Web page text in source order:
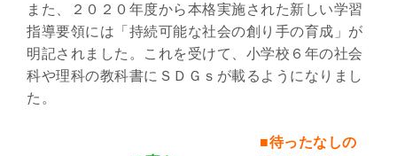
また、２０２０年度から本格実施された新しい学習
指導要領には「持続可能な社会の創り手の育成」が
明記されました。これを受けて、小学校６年の社会
科や理科の教科書にＳＤＧｓが載るようになりまし
た。
■待ったなしの